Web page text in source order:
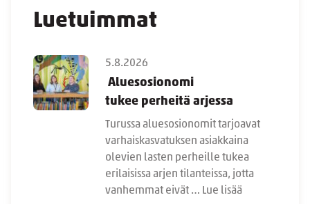
Luetuimmat
5.8.2026
Aluesosionomi
tukee perheitä arjessa
Turussa aluesosionomit tarjoavat
varhaiskasvatuksen asiakkaina
olevien lasten perheille tukea
erilaisissa arjen tilanteissa, jotta
vanhemmat eivät … Lue lisää